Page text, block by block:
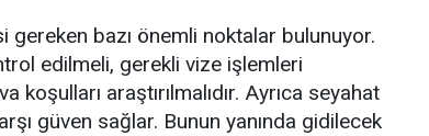
bazı önemli noktalar bulunuyor.
edilmeli, gerekli vize işlemleri
araştırılmalıdır. Ayrıca seyahat
güven sağlar. Bunun yanında gidilecek